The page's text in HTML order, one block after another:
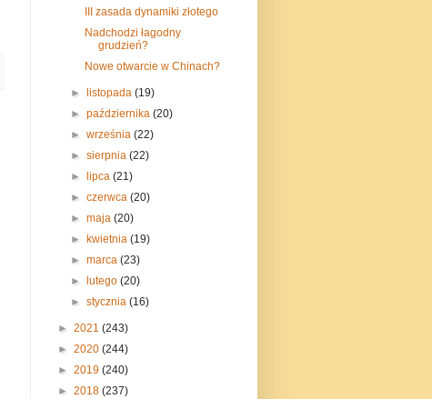
III zasada dynamiki złotego
Nadchodzi łagodny
grudzień?
Nowe otwarcie w Chinach?
►listopada(19)
►października(20)
►września(22)
►sierpnia(22)
►lipca(21)
►czerwca(20)
►maja(20)
►kwietnia(19)
►marca(23)
►lutego(20)
►stycznia(16)
► 2021 (243)
► 2020 (244)
► 2019 (240)
► 2018 (237)